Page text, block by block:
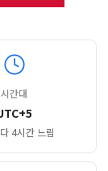
시간대
4시간 느림